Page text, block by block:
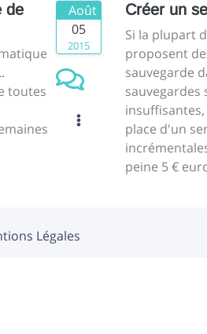
de
toutes
Août
05
2015
Créer un
Si la plupart
proposent
sauvegarde
sauvegardes
place d'un
peine 5 €
Légales